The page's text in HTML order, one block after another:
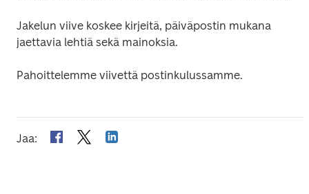
Jakelun viive koskee kirjeitä, päiväpostin mukana
jaettavia lehtiä sekä mainoksia.
Pahoittelemme viivettä postinkulussamme.
Jaa: